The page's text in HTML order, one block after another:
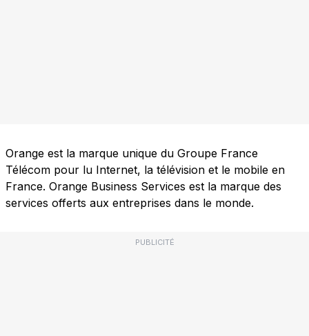
Orange est la marque unique du Groupe France
Télécom pour lu Internet, la télévision et le mobile en
France. Orange Business Services est la marque des
services offerts aux entreprises dans le monde.
PUBLICITÉ